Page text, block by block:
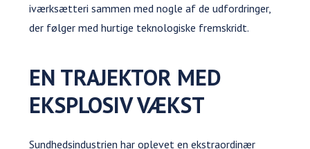
iværksætteri sammen med nogle af de udfordringer,
der følger med hurtige teknologiske fremskridt.
EN TRAJEKTOR MED
EKSPLOSIV VÆKST
Sundhedsindustrien har oplevet en ekstraordinær